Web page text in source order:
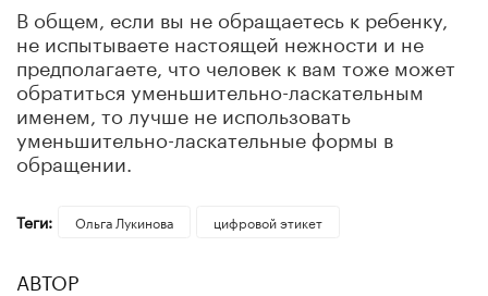
В общем, если вы не обращаетесь к ребенку,
не испытываете настоящей нежности и не
предполагаете, что человек к вам тоже может
обратиться уменьшительно-ласкательным
именем, то лучше не использовать
уменьшительно-ласкательные формы в
обращении.
Теги: Ольга Лукинова цифровой этикет
АВТОР